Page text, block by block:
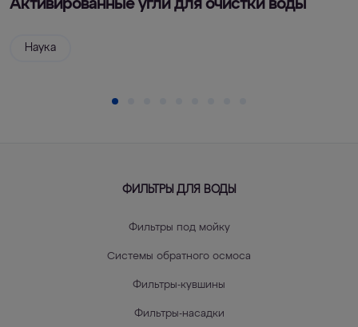
Активированные угли для очистки воды
Наука
ФИЛЬТРЫ ДЛЯ ВОДЫ
Фильтры под мойку
Системы обратного осмоса
Фильтры-кувшины
Фильтры-насадки